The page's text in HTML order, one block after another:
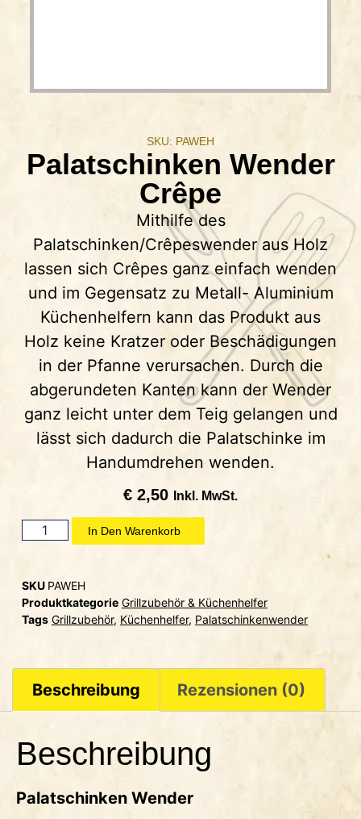
SKU: PAWEH
Palatschinken Wender
Crêpe
Mithilfe des
Palatschinken/Crêpeswender aus Holz
lassen sich Crêpes ganz einfach wenden
und im Gegensatz zu Metall- Aluminium
Küchenhelfern kann das Produkt aus
Holz keine Kratzer oder Beschädigungen
in der Pfanne verursachen. Durch die
abgerundeten Kanten kann der Wender
ganz leicht unter dem Teig gelangen und
lässt sich dadurch die Palatschinke im
Handumdrehen wenden.
€ 2,50 Inkl. MwSt.
In Den Warenkorb
SKU PAWEH
Produktkategorie Grillzubehör & Küchenhelfer
Tags Grillzubehör, Küchenhelfer, Palatschinkenwender
Beschreibung Rezensionen (0)
Beschreibung
Palatschinken Wender